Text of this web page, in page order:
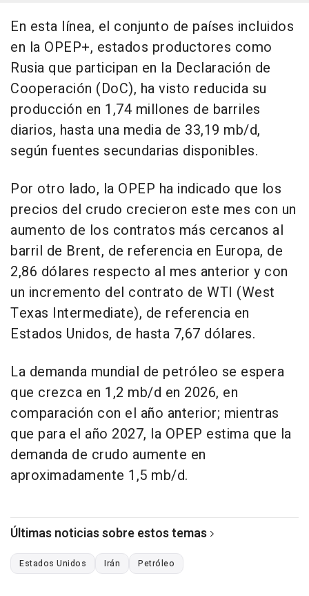
En esta línea, el conjunto de países incluidos
en la OPEP+, estados productores como
Rusia que participan en la Declaración de
Cooperación (DoC), ha visto reducida su
producción en 1,74 millones de barriles
diarios, hasta una media de 33,19 mb/d,
según fuentes secundarias disponibles.
Por otro lado, la OPEP ha indicado que los
precios del crudo crecieron este mes con un
aumento de los contratos más cercanos al
barril de Brent, de referencia en Europa, de
2,86 dólares respecto al mes anterior y con
un incremento del contrato de WTI (West
Texas Intermediate), de referencia en
Estados Unidos, de hasta 7,67 dólares.
La demanda mundial de petróleo se espera
que crezca en 1,2 mb/d en 2026, en
comparación con el año anterior; mientras
que para el año 2027, la OPEP estima que la
demanda de crudo aumente en
aproximadamente 1,5 mb/d.
Últimas noticias sobre estos temas
Estados Unidos Irán Petróleo